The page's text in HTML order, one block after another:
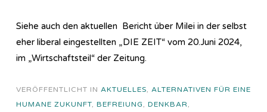
Siehe auch den aktuellen Bericht über Milei in der selbst
eher liberal eingestellten „DIE ZEIT“ vom 20.Juni 2024,
im „Wirtschaftsteil“ der Zeitung.
VERÖFFENTLICHT IN AKTUELLES, ALTERNATIVEN FÜR EINE
HUMANE ZUKUNFT, BEFREIUNG, DENKBAR,